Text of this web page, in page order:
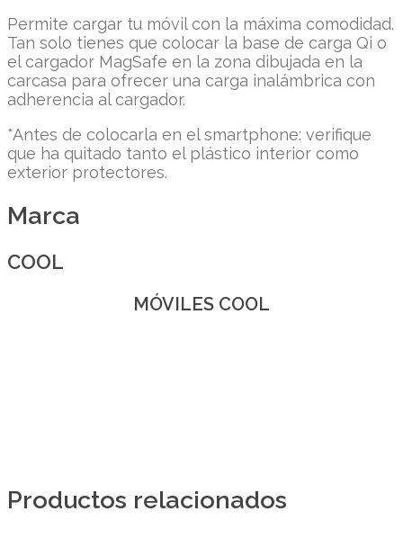
Permite cargar tu móvil con la máxima comodidad.
Tan solo tienes que colocar la base de carga Qi o
el cargador MagSafe en la zona dibujada en la
carcasa para ofrecer una carga inalámbrica con
adherencia al cargador.
*Antes de colocarla en el smartphone: verifique
que ha quitado tanto el plástico interior como
exterior protectores.
Marca
COOL
MÓVILES COOL
Productos relacionados